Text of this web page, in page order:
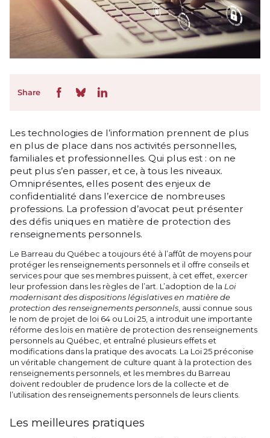
Share
Les technologies de l’information prennent de plus
en plus de place dans nos activités personnelles,
familiales et professionnelles. Qui plus est : on ne
peut plus s’en passer, et ce, à tous les niveaux.
Omniprésentes, elles posent des enjeux de
confidentialité dans l’exercice de nombreuses
professions. La profession d’avocat peut présenter
des défis uniques en matière de protection des
renseignements personnels.
Le Barreau du Québec a toujours été à l’affût de moyens pour
protéger les renseignements personnels et il offre conseils et
services pour que ses membres puissent, à cet effet, exercer
leur profession dans les règles de l’art. L’adoption de la Loi
modernisant des dispositions législatives en matière de
protection des renseignements personnels, aussi connue sous
le nom de projet de loi 64 ou Loi 25, a introduit une importante
réforme des lois en matière de protection des renseignements
personnels au Québec, et entraîné plusieurs effets et
modifications dans la pratique des avocats. La Loi 25 préconise
un véritable changement de culture quant à la protection des
renseignements personnels, et les membres du Barreau
doivent redoubler de prudence lors de la collecte et de
l’utilisation des renseignements personnels de leurs clients.
Les meilleures pratiques